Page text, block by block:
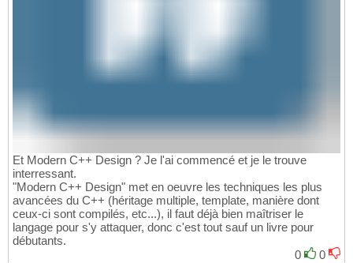
Et Modern C++ Design ? Je l'ai commencé et je le trouve
interressant.
"Modern C++ Design" met en oeuvre les techniques les plus
avancées du C++ (héritage multiple, template, manière dont
ceux-ci sont compilés, etc...), il faut déjà bien maîtriser le
langage pour s'y attaquer, donc c'est tout sauf un livre pour
débutants.
0
0